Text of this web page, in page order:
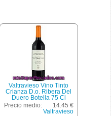
Valtravieso Vino Tinto
Crianza D.o. Ribera Del
Duero Botella 75 Cl
Precio medio:
14.45 €
Valtravieso